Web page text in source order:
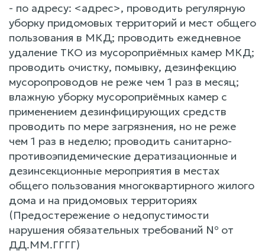
- по адресу: <адрес>, проводить регулярную
уборку придомовых территорий и мест общего
пользования в МКД; проводить ежедневное
удаление ТКО из мусороприёмных камер МКД;
проводить очистку, помывку, дезинфекцию
мусоропроводов не реже чем 1 раз в месяц;
влажную уборку мусороприёмных камер с
применением дезинфицирующих средств
проводить по мере загрязнения, но не реже
чем 1 раз в неделю; проводить санитарно-
противоэпидемические дератизационные и
дезинсекционные мероприятия в местах
общего пользования многоквартирного жилого
дома и на придомовых территориях
(Предостережение о недопустимости
нарушения обязательных требований № от
ДД.ММ.ГГГГ)